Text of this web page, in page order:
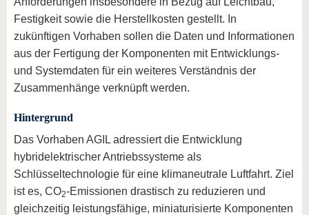
Festigkeit sowie die Herstellkosten gestellt. In
zukünftigen Vorhaben sollen die Daten und Informationen
aus der Fertigung der Komponenten mit Entwicklungs-
und Systemdaten für ein weiteres Verständnis der
Zusammenhänge verknüpft werden.
Hintergrund
Das Vorhaben AGIL adressiert die Entwicklung
hybridelektrischer Antriebssysteme als
Schlüsseltechnologie für eine klimaneutrale Luftfahrt. Ziel
ist es, CO2-Emissionen drastisch zu reduzieren und
gleichzeitig leistungsfähige, miniaturisierte Komponenten